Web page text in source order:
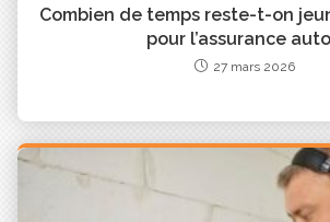
sur les contrats souscrits.
Les assureurs lui accordent
préférentiels, ce qui lui permet
inférieurs, à ceux affichés
les compagnies
ces remises ? Car le
travail de l’assureur : il gère
client, la constitution des
Combien de temps reste-t-on
pour l’assurance
27 mars 2026